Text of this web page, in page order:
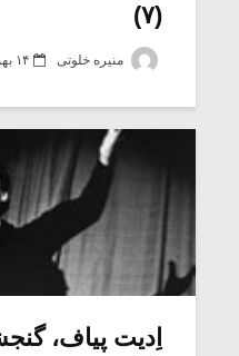
(۷)
منیره خلوتی ۱۴ بهمن ۱۳۹۱
اِدیت پیاف،